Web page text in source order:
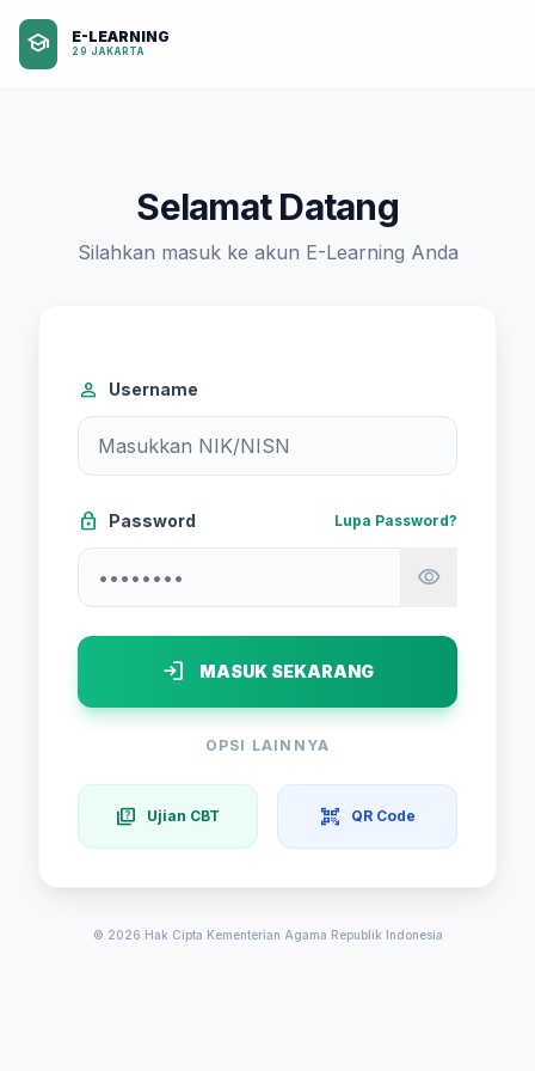
Selamat Datang
Silahkan masuk ke akun E-Learning Anda
person Username
lock Password Lupa Password?
visibility
visibility
login MASUK SEKARANG
OPSI LAINNYA
quiz Ujian CBT qr_code_scanner QR Code
© 2026 Hak Cipta Kementerian Agama Republik Indonesia
school E-LEARNING
29 JAKARTA